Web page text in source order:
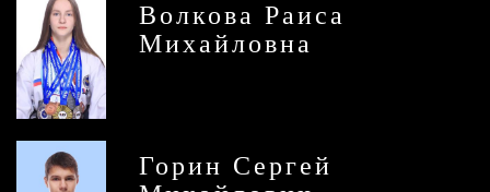
Волкова Раиса
Михайловна
Горин Сергей